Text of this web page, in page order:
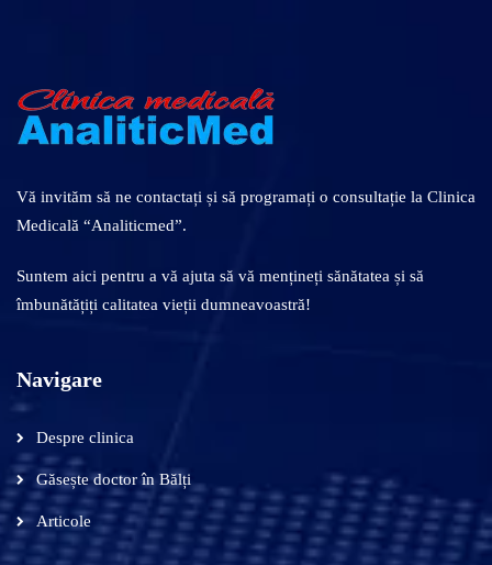
Vă invităm să ne contactați și să programați o consultație la Clinica
Medicală “Analiticmed”.
Suntem aici pentru a vă ajuta să vă mențineți sănătatea și să
îmbunătățiți calitatea vieții dumneavoastră!
Navigare
Despre clinica
Găsește doctor în Bălți
Articole